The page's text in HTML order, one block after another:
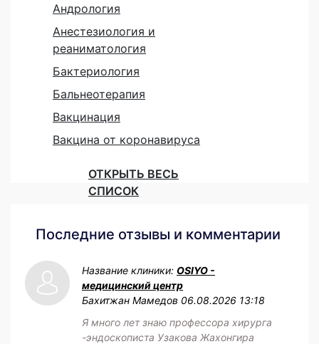
Андрология
Анестезиология и
реаниматология
Бактериология
Бальнеотерапия
Вакцинация
Вакцина от коронавируса
ОТКРЫТЬ ВЕСЬ
СПИСОК
Последние отзывы и комментарии
Название клиники: OSIYO -
медицинский центр
Бахитжан Мамедов 06.08.2026 13:18
Я много лет знаю профессора хирурга
-эндоскописта Узакова Жахонгира